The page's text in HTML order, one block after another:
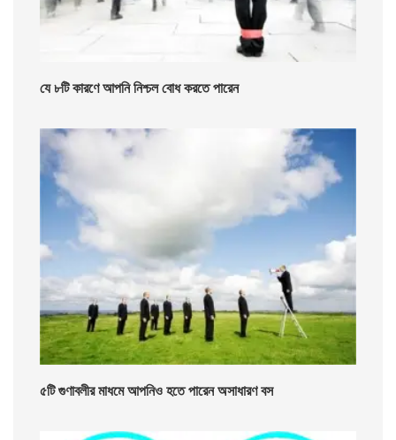
যে ৮টি কারণে আপনি নিশ্চল বোধ করতে পারেন
৫টি গুণাবলীর মাধমে আপনিও হতে পারেন অসাধারণ বস